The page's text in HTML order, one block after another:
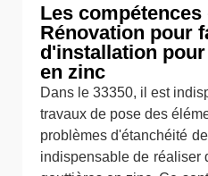
Les compétences
Rénovation pour
d'installation
en zinc
Dans le 33350, il est
travaux de pose des
problèmes d'étanchéité
indispensable de réaliser